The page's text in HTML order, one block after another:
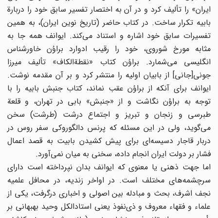
ایران» را تألیف کرد و در آن به اختصار تفسیر سابق خود را دربارة
بابیه تکرار ساخت. در کتاب حاضر (تاریخ نوین ایران)، به همین
تفسیرات سابق خود اشاره و استناد می‌کند. ایوانف همه جا به
مثابه مورخ شوروی، خود را رقیب ادوارد براوُن خاورشناس
انگلیسی می‌شمارد. براوُن کتاب «نقطةالکاف» تألیف میرزا
جونی[جانی] از بابیان اولیه را منتشر کرد و بر آن مقدمه نوشت.
ایوانف برای آنکه از براوُن عقب نماند، کتاب جنبش بابیه را با
توجه به براوُن نگاشت و از «جنبش‌» بابی در تهران، و قلعة
طبرسی و زنجان و تبریز و اجتماع درشت (طرشت) سخن
می‌گوید، ولی در این مسئله که پرنس دالگوروکی سفر روس در
دربار قاجار دسیسه‌ای برای پیش کشیدن بابیت به قصد اعمال
فشار بر دولت ایران انجام داده، سخنی به میان نمی‌آورد.
اما جهت ذهنی یا معنوی که ایوانف بدان نپرداخته است دارای
سرچشمه‌های مختلف است. در اواخر زندیه، در محافل علمیه
نجف اشرف، بحث و مبادله بین اصولی و اخباری درگرفت، یکی از
علماء و فقهاء معروف و ذی‌نفوذ یعنی استادالکل وحید بهبهانی بر